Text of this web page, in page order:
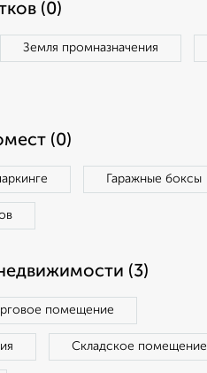
(0)
Земля промназначения
(0)
Гаражные боксы
(3)
помещение
Складское помещение